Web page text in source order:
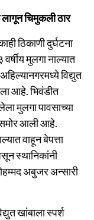
चिमुकली ठार
ठिकाणी दुर्घटना
मुलगा नाल्यात
विद्युत
आहे. भिवंडीत
मुलगा पावसाच्या
समोर आली आहे.
वाहून बेपत्ता
स्थानिकांनी
अबुजर अन्सारी
खांबाला स्पर्श